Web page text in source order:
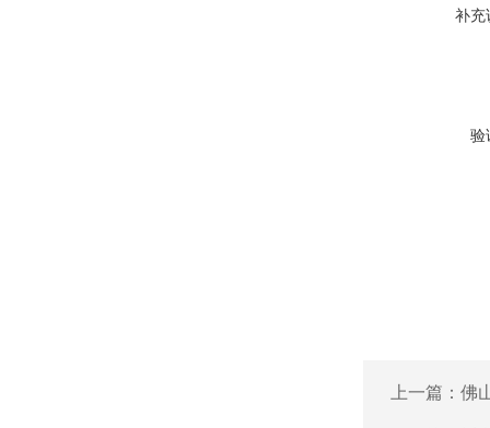
补充
验
上一篇： 佛